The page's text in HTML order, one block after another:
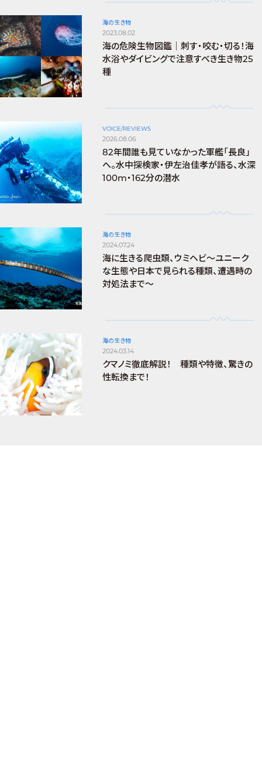
海の生き物
2023.08.02
海の危険生物図鑑｜刺す・咬む・切る！海
水浴やダイビングで注意すべき生き物25
種
VOICE/REVIEWS
2026.08.06
82年間誰も見ていなかった軍艦「長良」
へ。水中探検家・伊左治佳孝が語る、水深
100m・162分の潜水
海の生き物
2024.07.24
海に生きる爬虫類、ウミヘビ～ユニーク
な生態や日本で見られる種類、遭遇時の
対処法まで～
海の生き物
2024.03.14
クマノミ徹底解説！ 種類や特徴、驚きの
性転換まで！